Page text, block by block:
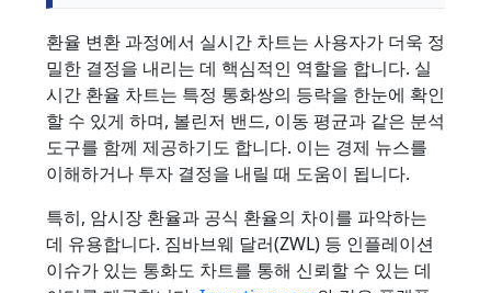
환율 변환 과정에서 실시간 차트는 사용자가 더욱 정
밀한 결정을 내리는 데 핵심적인 역할을 합니다. 실
시간 환율 차트는 특정 통화쌍의 등락을 한눈에 확인
할 수 있게 하며, 볼린저 밴드, 이동 평균과 같은 분석
도구를 함께 제공하기도 합니다. 이는 경제 뉴스를
이해하거나 투자 결정을 내릴 때 도움이 됩니다.
특히, 암시장 환율과 공식 환율의 차이를 파악하는
데 유용합니다. 짐바브웨 달러(ZWL) 등 인플레이션
이슈가 있는 통화도 차트를 통해 신뢰할 수 있는 데